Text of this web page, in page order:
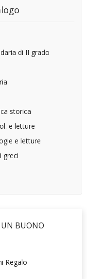
di II grado
storica
e letture
e letture
greci
BUONO
Regalo